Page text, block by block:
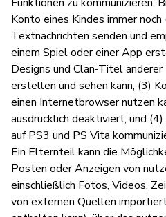
Konto eines Kindes immer
Textnachrichten senden und
einem Spiel oder einer App
Designs und Clan-Titel
erstellen und sehen kann, (3)
einen Internetbrowser nutzen
ausdrücklich deaktiviert, und
auf PS3 und PS Vita
Ein Elternteil kann die
Posten oder Anzeigen von
einschließlich Fotos, Videos,
von externen Quellen